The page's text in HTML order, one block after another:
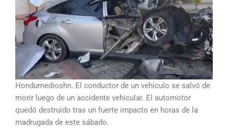
Hondumedioshn. El conductor de un vehículo se salvó de
morir luego de un accidente vehicular. El automotor
quedó destruido tras un fuerte impacto en horas de la
madrugada de este sábado.